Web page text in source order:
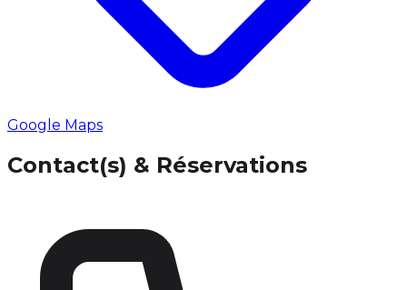
Google Maps
Contact(s) & Réservations